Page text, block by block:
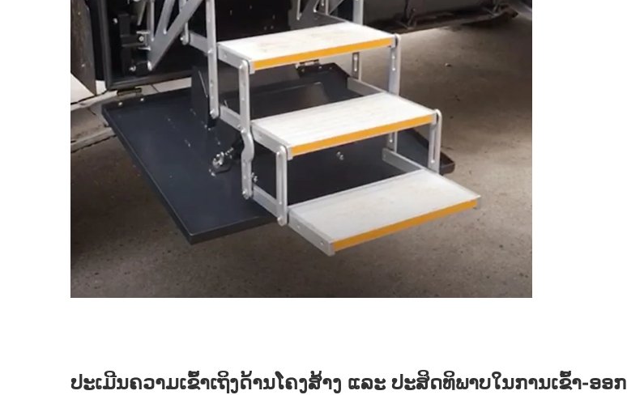
ປະເມີນຄວາມເຂົ້າເຖິງດ້ານໂຄງສ້າງ ແລະ ປະສິດທິພາບໃນການເຂົ້າ-ອອກ